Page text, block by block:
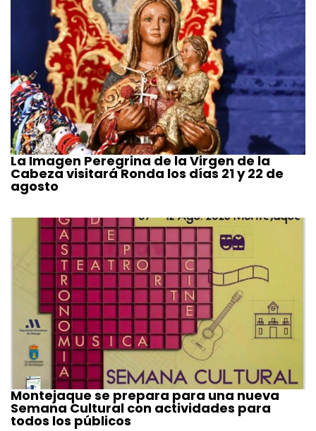
La Imagen Peregrina de la Virgen de la
Cabeza visitará Ronda los días 21 y 22 de
agosto
Montejaque se prepara para una nueva
Semana Cultural con actividades para
todos los públicos